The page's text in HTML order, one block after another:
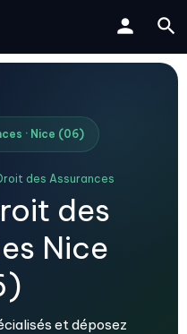
· Nice (06)
des Assurances
des
Nice
et déposez